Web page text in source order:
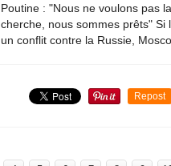
Poutine : "Nous ne voulons pas
cherche, nous sommes prêts" Si
un conflit contre la Russie,
Repost